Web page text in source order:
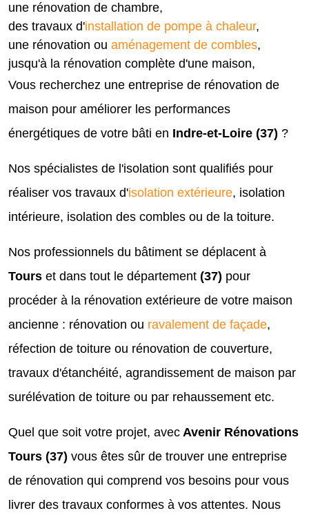
une rénovation de chambre,
des travaux d'installation de pompe à chaleur,
une rénovation ou aménagement de combles,
jusqu'à la rénovation complète d'une maison,
Vous recherchez une entreprise de rénovation de
maison pour améliorer les performances
énergétiques de votre bâti en Indre-et-Loire (37) ?
Nos spécialistes de l'isolation sont qualifiés pour
réaliser vos travaux d'isolation extérieure, isolation
intérieure, isolation des combles ou de la toiture.
Nos professionnels du bâtiment se déplacent à
Tours et dans tout le département (37) pour
procéder à la rénovation extérieure de votre maison
ancienne : rénovation ou ravalement de façade,
réfection de toiture ou rénovation de couverture,
travaux d'étanchéité, agrandissement de maison par
surélévation de toiture ou par rehaussement etc.
Quel que soit votre projet, avec Avenir Rénovations
Tours (37) vous êtes sûr de trouver une entreprise
de rénovation qui comprend vos besoins pour vous
livrer des travaux conformes à vos attentes. Nous